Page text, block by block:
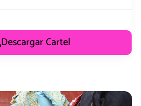
Descargar Cartel